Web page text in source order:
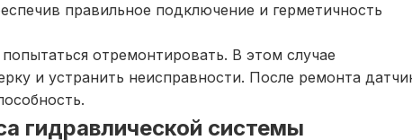
правильное подключение и герметичность
отремонтировать. В этом случае
и устранить неисправности. После ремонта
гидравлической системы